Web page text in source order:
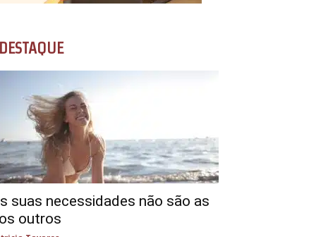
DESTAQUE
suas necessidades não são as
outros